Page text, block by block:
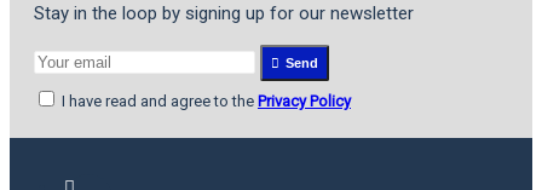
Stay in the loop by signing up for our newsletter
Send
I have read and agree to the Privacy Policy